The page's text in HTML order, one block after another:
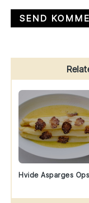
Sidebar
Hvide Asparges